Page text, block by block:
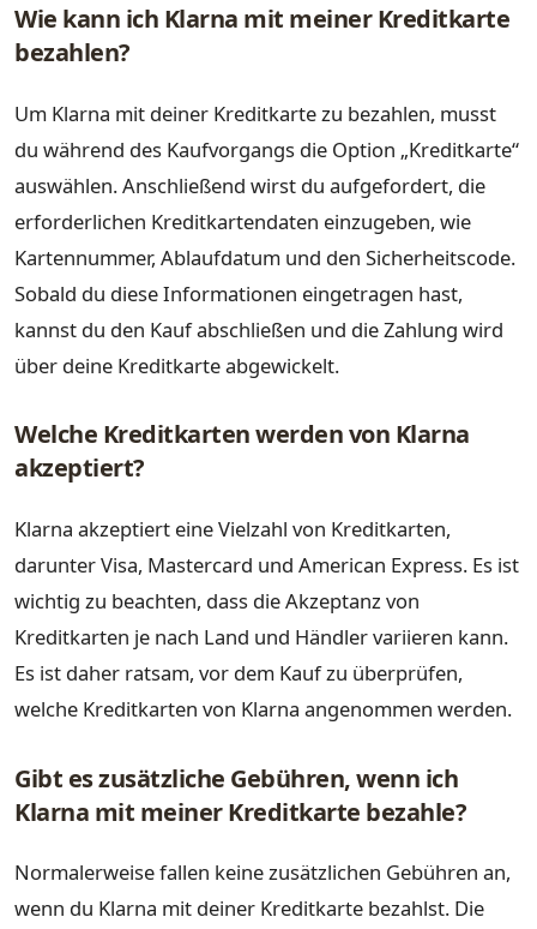
Wie kann ich Klarna mit meiner Kreditkarte
bezahlen?
Um Klarna mit deiner Kreditkarte zu bezahlen, musst
du während des Kaufvorgangs die Option „Kreditkarte“
auswählen. Anschließend wirst du aufgefordert, die
erforderlichen Kreditkartendaten einzugeben, wie
Kartennummer, Ablaufdatum und den Sicherheitscode.
Sobald du diese Informationen eingetragen hast,
kannst du den Kauf abschließen und die Zahlung wird
über deine Kreditkarte abgewickelt.
Welche Kreditkarten werden von Klarna
akzeptiert?
Klarna akzeptiert eine Vielzahl von Kreditkarten,
darunter Visa, Mastercard und American Express. Es ist
wichtig zu beachten, dass die Akzeptanz von
Kreditkarten je nach Land und Händler variieren kann.
Es ist daher ratsam, vor dem Kauf zu überprüfen,
welche Kreditkarten von Klarna angenommen werden.
Gibt es zusätzliche Gebühren, wenn ich
Klarna mit meiner Kreditkarte bezahle?
Normalerweise fallen keine zusätzlichen Gebühren an,
wenn du Klarna mit deiner Kreditkarte bezahlst. Die